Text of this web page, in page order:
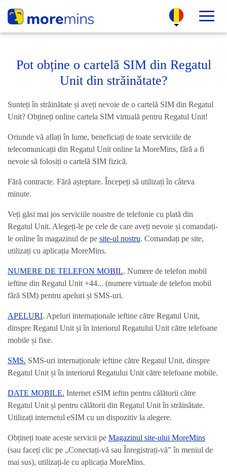
Pot obține o cartelă SIM din Regatul
Unit din străinătate?
Sunteți în străinătate și aveți nevoie de o cartelă SIM din Regatul
Unit? Obțineți online cartela SIM virtuală pentru Regatul Unit!
Oriunde vă aflați în lume, beneficiați de toate serviciile de
telecomunicații din Regatul Unit online la MoreMins, fără a fi
nevoie să folosiți o cartelă SIM fizică.
Fără contracte. Fără așteptare. Începeți să utilizați în câteva
minute.
Veți găsi mai jos serviciile noastre de telefonie cu plată din
Regatul Unit. Alegeți-le pe cele de care aveți nevoie și comandați-
le online în magazinul de pe site-ul nostru. Comandați pe site,
utilizați cu aplicația MoreMins.
NUMERE DE TELEFON MOBIL. Numere de telefon mobil
ieftine din Regatul Unit +44... (numere virtuale de telefon mobil
fără SIM) pentru apeluri și SMS-uri.
APELURI. Apeluri internaționale ieftine către Regatul Unit,
dinspre Regatul Unit și în interiorul Regatului Unit către telefoane
mobile și fixe.
SMS. SMS-uri internaționale ieftine către Regatul Unit, dinspre
Regatul Unit și în interiorul Regatului Unit către telefoane mobile.
DATE MOBILE. Internet eSIM ieftin pentru călătorii către
Regatul Unit și pentru călătorii din Regatul Unit în străinătate.
Utilizați internetul eSIM cu un dispozitiv la alegere.
Obțineți toate aceste servicii pe Magazinul site-ului MoreMins
(sau faceți clic pe „Conectați-vă sau Înregistrați-vă” în meniul de
mai sus), utilizați-le cu aplicația MoreMins.